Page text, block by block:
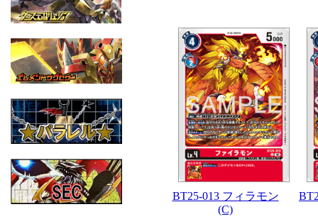
BT25-013 フィラモン
(C)